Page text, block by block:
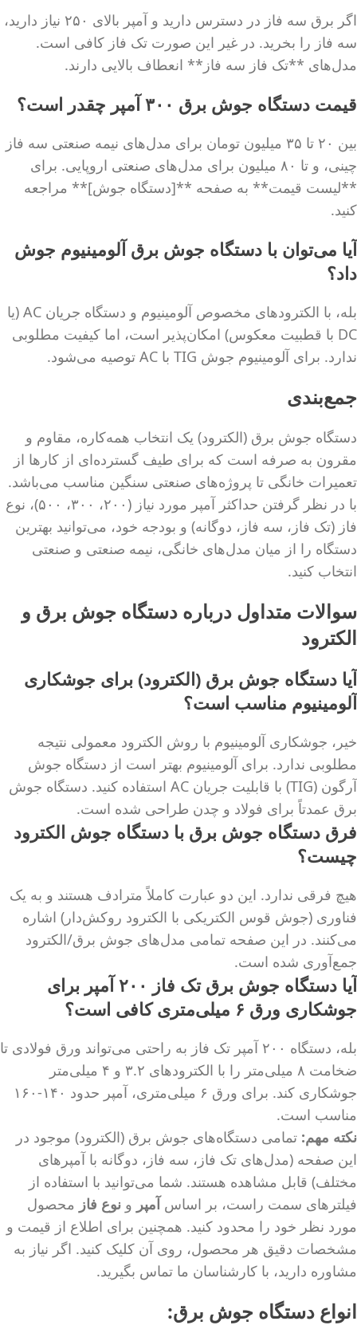
اگر برق سه فاز در دسترس دارید و آمپر بالای ۲۵۰ نیاز دارید،
سه فاز را بخرید. در غیر این صورت تک فاز کافی است.
مدل‌های **تک فاز سه فاز** انعطاف بالایی دارند.
قیمت دستگاه جوش برق ۳۰۰ آمپر چقدر است؟
بین ۲۰ تا ۳۵ میلیون تومان برای مدل‌های نیمه صنعتی سه فاز
چینی، و تا ۸۰ میلیون برای مدل‌های صنعتی اروپایی. برای
**لیست قیمت** به صفحه **[دستگاه جوش]** مراجعه
کنید.
آیا می‌توان با دستگاه جوش برق آلومینیوم جوش
داد؟
بله، با الکترودهای مخصوص آلومینیوم و دستگاه جریان AC (یا
DC با قطبیت معکوس) امکان‌پذیر است، اما کیفیت مطلوبی
ندارد. برای آلومینیوم جوش TIG با AC توصیه می‌شود.
جمع‌بندی
دستگاه جوش برق (الکترود) یک انتخاب همه‌کاره، مقاوم و
مقرون به صرفه است که برای طیف گسترده‌ای از کارها از
تعمیرات خانگی تا پروژه‌های صنعتی سنگین مناسب می‌باشد.
با در نظر گرفتن حداکثر آمپر مورد نیاز (۲۰۰، ۳۰۰، ۵۰۰)، نوع
فاز (تک فاز، سه فاز، دوگانه) و بودجه خود، می‌توانید بهترین
دستگاه را از میان مدل‌های خانگی، نیمه صنعتی و صنعتی
انتخاب کنید.
سوالات متداول درباره دستگاه جوش برق و
الکترود
آیا دستگاه جوش برق (الکترود) برای جوشکاری
آلومینیوم مناسب است؟
خیر، جوشکاری آلومینیوم با روش الکترود معمولی نتیجه
مطلوبی ندارد. برای آلومینیوم بهتر است از دستگاه جوش
آرگون (TIG) با قابلیت جریان AC استفاده کنید. دستگاه جوش
برق عمدتاً برای فولاد و چدن طراحی شده است.
فرق دستگاه جوش برق با دستگاه جوش الکترود
چیست؟
هیچ فرقی ندارد. این دو عبارت کاملاً مترادف هستند و به یک
فناوری (جوش قوس الکتریکی با الکترود روکش‌دار) اشاره
می‌کنند. در این صفحه تمامی مدل‌های جوش برق/الکترود
جمع‌آوری شده است.
آیا دستگاه جوش برق تک فاز ۲۰۰ آمپر برای
جوشکاری ورق ۶ میلی‌متری کافی است؟
بله، دستگاه ۲۰۰ آمپر تک فاز به راحتی می‌تواند ورق فولادی تا
ضخامت ۸ میلی‌متر را با الکترودهای ۳.۲ و ۴ میلی‌متر
جوشکاری کند. برای ورق ۶ میلی‌متری، آمپر حدود ۱۴۰-۱۶۰
مناسب است.
نکته مهم: تمامی دستگاه‌های جوش برق (الکترود) موجود در
این صفحه (مدل‌های تک فاز، سه فاز، دوگانه با آمپرهای
مختلف) قابل مشاهده هستند. شما می‌توانید با استفاده از
فیلترهای سمت راست، بر اساسآمپر و نوع فاز محصول
مورد نظر خود را محدود کنید. همچنین برای اطلاع از قیمت و
مشخصات دقیق هر محصول، روی آن کلیک کنید. اگر نیاز به
مشاوره دارید، با کارشناسان ما تماس بگیرید.
انواع دستگاه جوش برق: